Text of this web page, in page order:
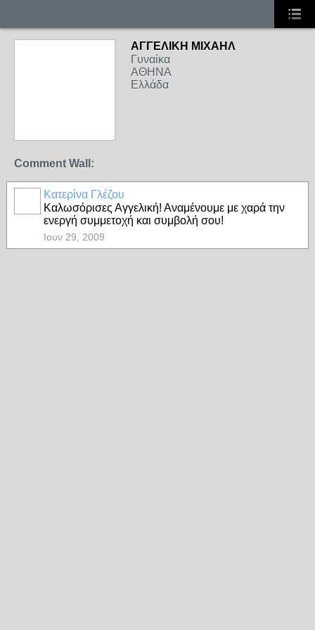
ΑΓΓΕΛΙΚΗ ΜΙΧΑΗΛ
Γυναίκα
ΑΘΗΝΑ
Ελλάδα
Comment Wall:
Κατερίνα Γλέζου
Καλωσόρισες Αγγελική! Αναμένουμε με χαρά την
ενεργή συμμετοχή και συμβολή σου!
Ιουν 29, 2009